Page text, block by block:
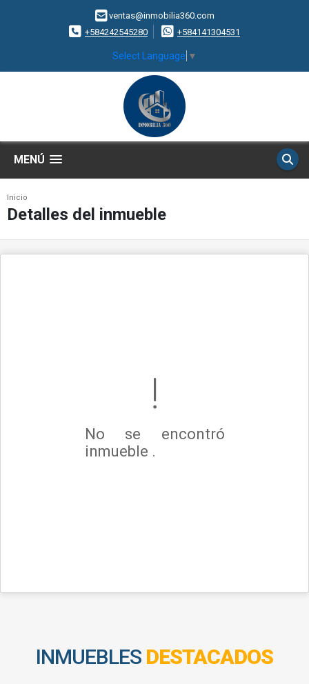
ventas@inmobilia360.com
+584242545280
+584141304531
Select Language ▼
MENÚ
Inicio
Detalles del inmueble
No se encontró
inmueble .
INMUEBLES DESTACADOS